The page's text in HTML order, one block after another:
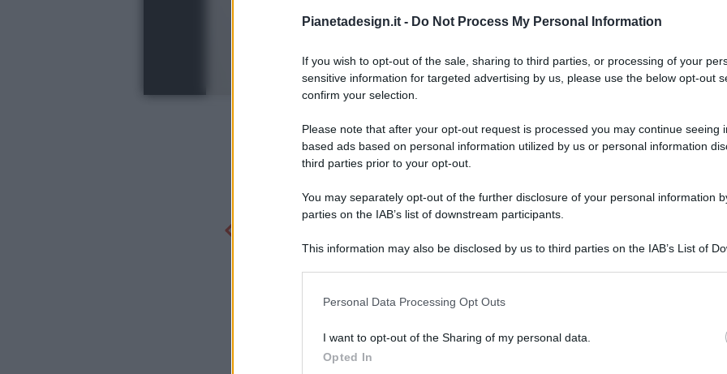
Pianetadesign.it - Do Not Process My Personal Information
If you wish to opt-out of the sale, sharing to third parties, or processing of your
sensitive information for targeted advertising by us, please use the below opt-out
confirm your selection.
Please note that after your opt-out request is processed you may continue seeing
based ads based on personal information utilized by us or personal information
third parties prior to your opt-out.
You may separately opt-out of the further disclosure of your personal information
parties on the IAB’s list of downstream participants.
This information may also be disclosed by us to third parties on the IAB’s List of
Personal Data Processing Opt Outs
I want to opt-out of the Sharing of my personal data.
Opted In